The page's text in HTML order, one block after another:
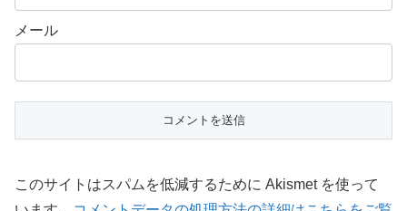
メール
このサイトはスパムを低減するために Akismet を使って